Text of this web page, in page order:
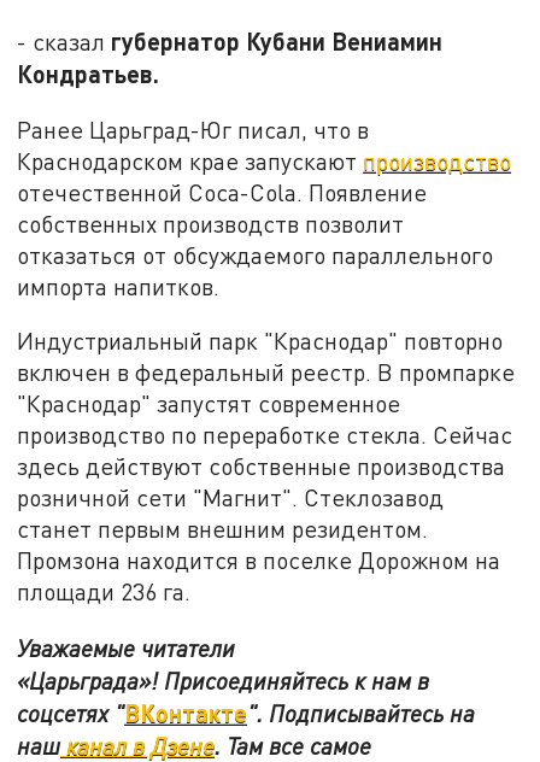
- сказал губернатор Кубани Вениамин
Кондратьев.
Ранее Царьград-Юг писал, что в
Краснодарском крае запускают производство
отечественной Coca-Cola. Появление
собственных производств позволит
отказаться от обсуждаемого параллельного
импорта напитков.
Индустриальный парк "Краснодар" повторно
включен в федеральный реестр. В промпарке
"Краснодар" запустят современное
производство по переработке стекла. Сейчас
здесь действуют собственные производства
розничной сети "Магнит". Стеклозавод
станет первым внешним резидентом.
Промзона находится в поселке Дорожном на
площади 236 га.
Уважаемые читатели
«Царьграда»! Присоединяйтесь к нам в
соцсетях "ВКонтакте". Подписывайтесь на
нашканал в Дзене. Там все самое